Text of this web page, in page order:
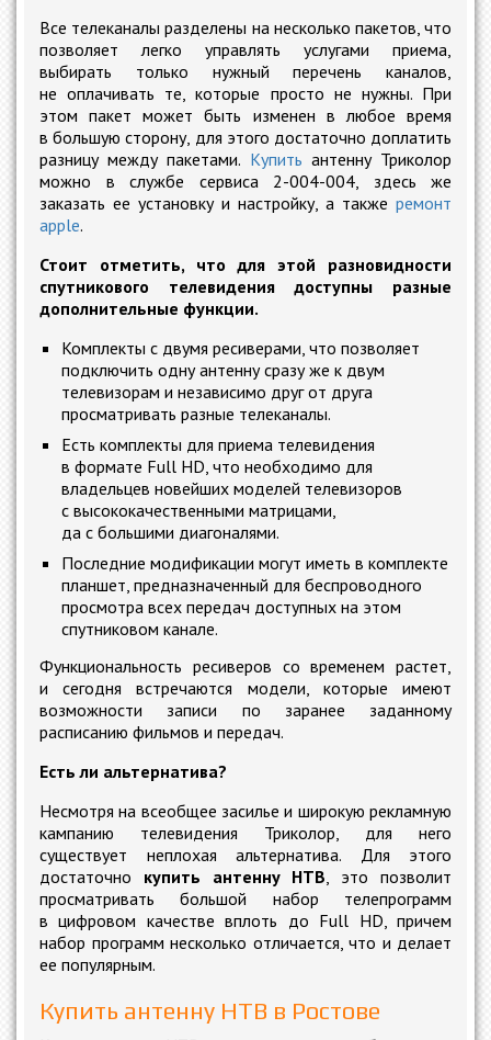
Все телеканалы разделены на несколько пакетов, что
позволяет легко управлять услугами приема,
выбирать только нужный перечень каналов,
не оплачивать те, которые просто не нужны. При
этом пакет может быть изменен в любое время
в большую сторону, для этого достаточно доплатить
разницу между пакетами. Купить антенну Триколор
можно в службе сервиса 2-004-004, здесь же
заказать ее установку и настройку, а также ремонт
apple.
Стоит отметить, что для этой разновидности
спутникового телевидения доступны разные
дополнительные функции.
Комплекты с двумя ресиверами, что позволяет
подключить одну антенну сразу же к двум
телевизорам и независимо друг от друга
просматривать разные телеканалы.
Есть комплекты для приема телевидения
в формате Full HD, что необходимо для
владельцев новейших моделей телевизоров
с высококачественными матрицами,
да с большими диагоналями.
Последние модификации могут иметь в комплекте
планшет, предназначенный для беспроводного
просмотра всех передач доступных на этом
спутниковом канале.
Функциональность ресиверов со временем растет,
и сегодня встречаются модели, которые имеют
возможности записи по заранее заданному
расписанию фильмов и передач.
Есть ли альтернатива?
Несмотря на всеобщее засилье и широкую рекламную
кампанию телевидения Триколор, для него
существует неплохая альтернатива. Для этого
достаточно купить антенну НТВ, это позволит
просматривать большой набор телепрограмм
в цифровом качестве вплоть до Full HD, причем
набор программ несколько отличается, что и делает
ее популярным.
Купить антенну НТВ в Ростове